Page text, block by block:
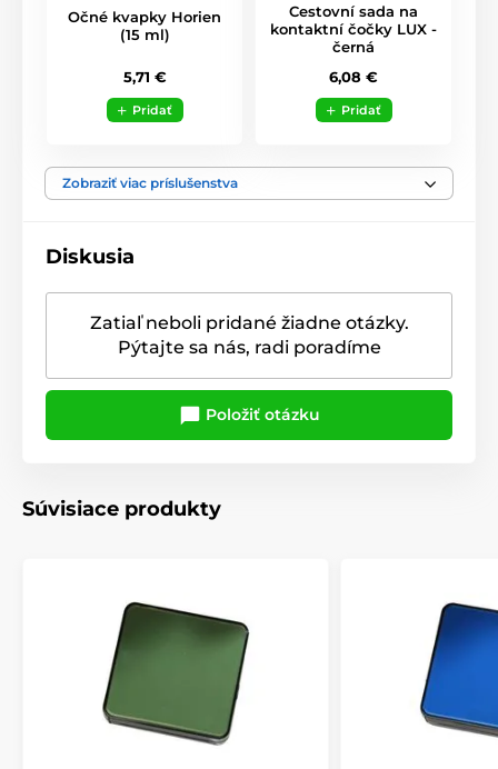
Očné kvapky Horien
(15 ml)
5,71 €
Pridať
Cestovní sada na
kontaktní čočky LUX -
černá
6,08 €
Pridať
Zobraziť viac príslušenstva
Diskusia
Zatiaľ neboli pridané žiadne otázky.
Pýtajte sa nás, radi poradíme
Položiť otázku
Súvisiace produkty